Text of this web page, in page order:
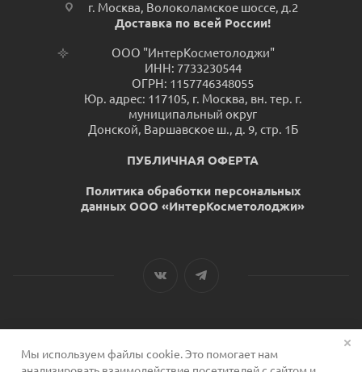
г. Москва, Волоколамское шоссе, д.2
Доставка по всей России!
ООО "ИнтерКосметолоджи"
ИНН: 7733230544
ОГРН: 1157746348055
Юр. адрес: 117105, г. Москва, вн. тер. г.
муниципальный округ
Донской, Варшавское ш., д. 9, стр. 1Б
ПУБЛИЧНАЯ ОФЕРТА
Политика обработки персональных
данных ООО «ИнтерКосметолоджи»
2026 © Сервис для косметологов
Мы используем файлы cookie. Это помогает нам